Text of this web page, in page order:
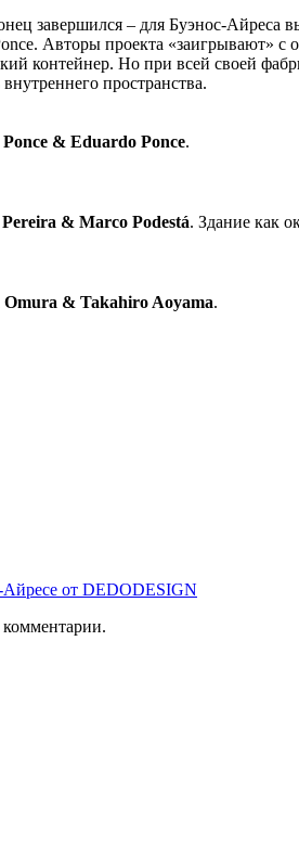
завершился – для Буэнос-Айреса
Авторы проекта «заигрывают»
контейнер. Но при всей своей
пространства.
Ponce & Eduardo Ponce.
& Marco Podestá. Здание как
Omura & Takahiro Aoyama.
Айресе от DEDODESIGN
комментарии.